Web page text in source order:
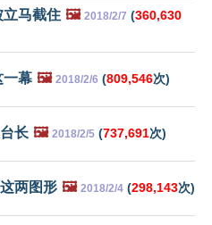
立马截住 🖼️ 2018/2/7 (360,630
一幕 🖼️ 2018/2/6 (809,546次)
长 🖼️ 2018/2/5 (737,691次)
两图形 🖼️ 2018/2/4 (298,143次)